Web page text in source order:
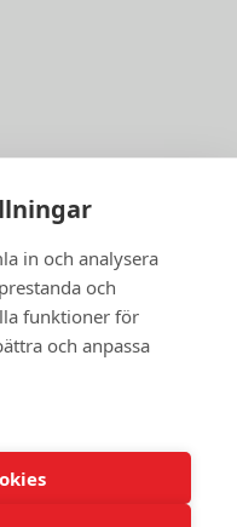
in och analysera
och
funktioner för
och anpassa
bästa
mest intressanta
40.